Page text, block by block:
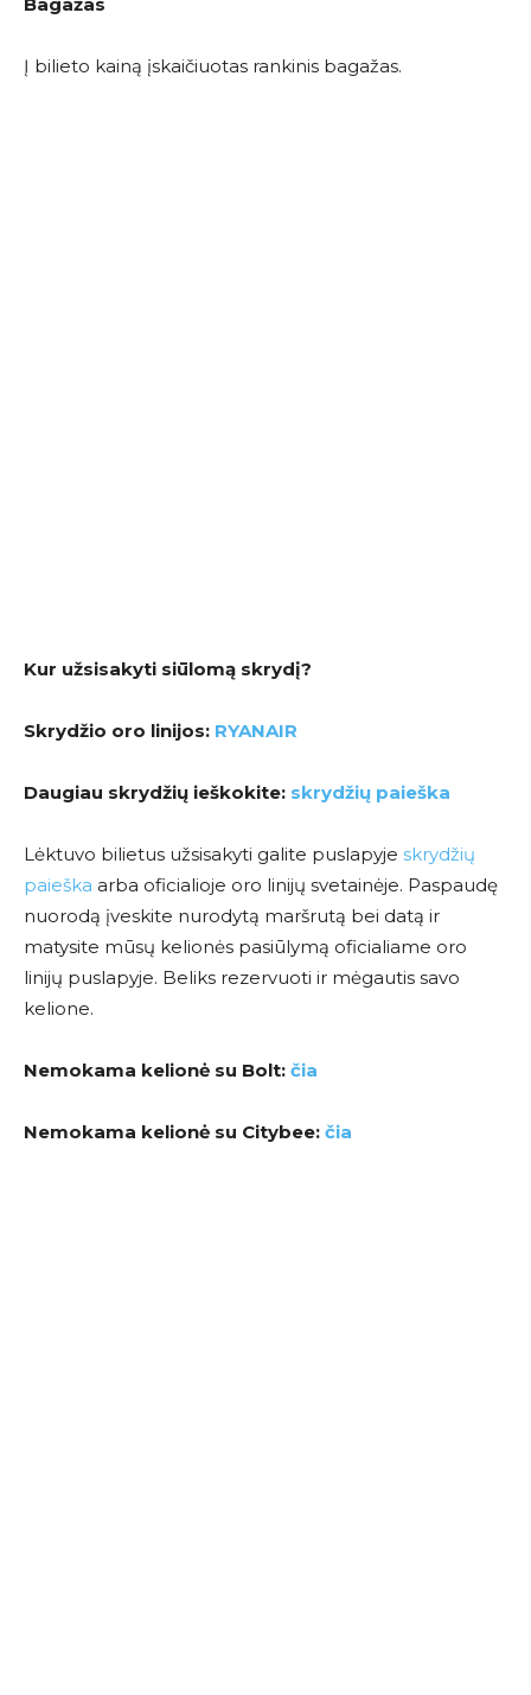
Į bilieto kainą įskaičiuotas rankinis bagažas.
Kur užsisakyti siūlomą skrydį?
Skrydžio oro linijos: RYANAIR
Daugiau skrydžių ieškokite: skrydžių paieška
Lėktuvo bilietus užsisakyti galite puslapyje skrydžių
paieška arba oficialioje oro linijų svetainėje. Paspaudę
nuorodą įveskite nurodytą maršrutą bei datą ir
matysite mūsų kelionės pasiūlymą oficialiame oro
linijų puslapyje. Beliks rezervuoti ir mėgautis savo
kelione.
Nemokama kelionė su Bolt: čia
Nemokama kelionė su Citybee: čia